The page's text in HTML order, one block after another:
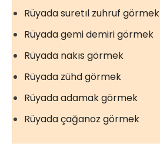
Rüyada suretıl zuhruf görmek
Rüyada gemi demiri görmek
Rüyada nakıs görmek
Rüyada zühd görmek
Rüyada adamak görmek
Rüyada çağanoz görmek